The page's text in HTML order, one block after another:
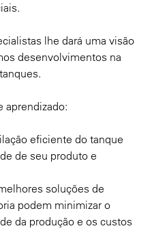
lhe dará uma visão
desenvolvimentos na
aprendizado:
eficiente do tanque
de seu produto e
soluções de
podem minimizar o
da produção e os custos